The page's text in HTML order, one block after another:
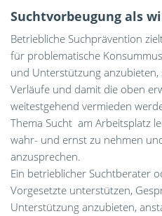
Suchtvorbeugung als
Betriebliche Suchprävention
für problematische
und Unterstützung anzubieten,
Verläufe und damit die oben
weitestgehend vermieden
Thema Sucht am Arbeitsplatz
wahr- und ernst zu nehmen
anzusprechen.
Ein betrieblicher Suchtberater
Vorgesetzte unterstützen,
Unterstützung anzubieten,